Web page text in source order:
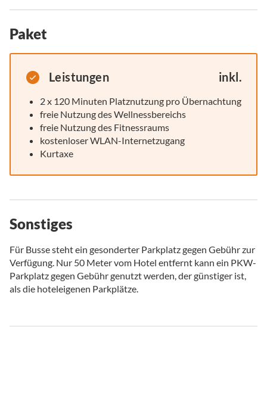
Paket
Leistungen inkl.
2 x 120 Minuten Platznutzung pro Übernachtung
freie Nutzung des Wellnessbereichs
freie Nutzung des Fitnessraums
kostenloser WLAN-Internetzugang
Kurtaxe
Sonstiges
Für Busse steht ein gesonderter Parkplatz gegen Gebühr zur
Verfügung. Nur 50 Meter vom Hotel entfernt kann ein PKW-
Parkplatz gegen Gebühr genutzt werden, der günstiger ist,
als die hoteleigenen Parkplätze.